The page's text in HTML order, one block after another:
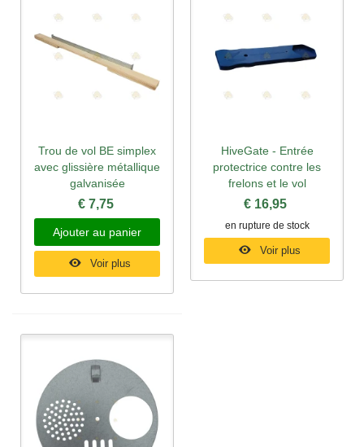
Trou de vol BE simplex
avec glissière métallique
galvanisée
€ 7,75
Ajouter au panier
Voir plus
HiveGate - Entrée
protectrice contre les
frelons et le vol
€ 16,95
en rupture de stock
Voir plus